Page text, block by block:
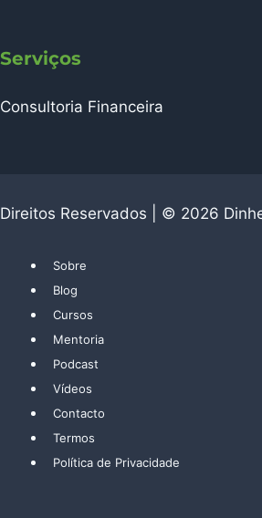
Serviços
Consultoria Financeira
Direitos Reservados | © 2026
Sobre
Blog
Cursos
Mentoria
Podcast
Vídeos
Contacto
Termos
Política de Privacidade